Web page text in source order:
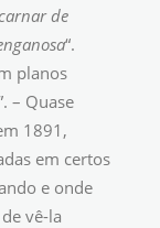
de
“.
planos
– Quase
1891,
em certos
e onde
vê-la